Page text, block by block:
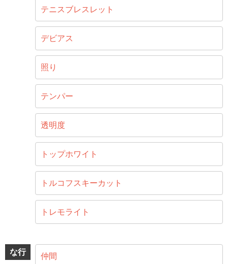
テニスブレスレット
デビアス
照り
テンパー
透明度
トップホワイト
トルコフスキーカット
トレモライト
な行 仲間